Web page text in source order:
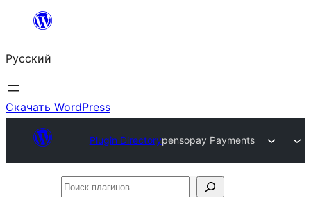
Перейти
содержимому
Русский
Скачать WordPress
Plugin Directorypensopay Payments
Поиск